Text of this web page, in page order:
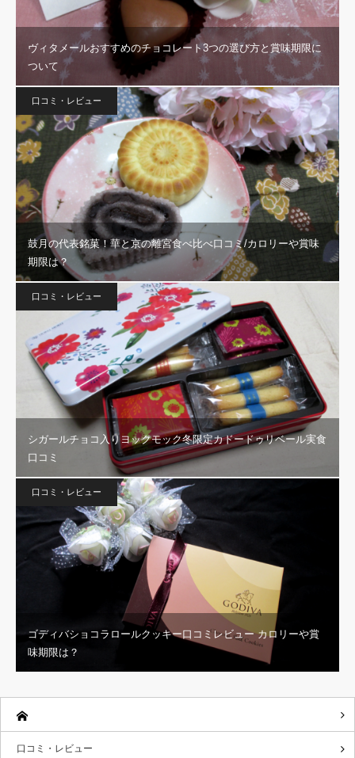
ヴィタメールおすすめのチョコレート3つの選び方と賞味期限に
ついて
口コミ・レビュー
鼓月の代表銘菓！華と京の離宮食べ比べ口コミ/カロリーや賞味
期限は？
口コミ・レビュー
シガールチョコ入りヨックモック冬限定カドードゥリベール実食
口コミ
口コミ・レビュー
ゴディバショコラロールクッキー口コミレビュー カロリーや賞
味期限は？
口コミ・レビュー